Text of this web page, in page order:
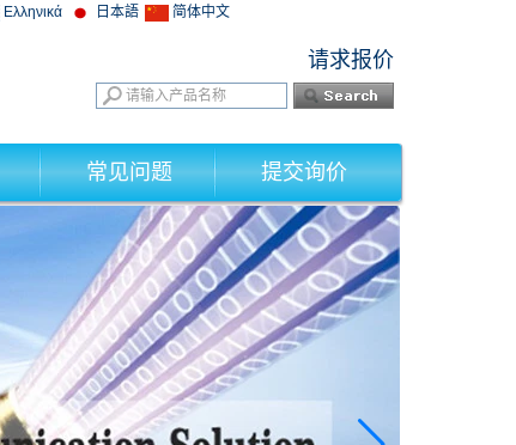
Ελληνικά 日本語 简体中文
请求报价
常见问题 提交询价